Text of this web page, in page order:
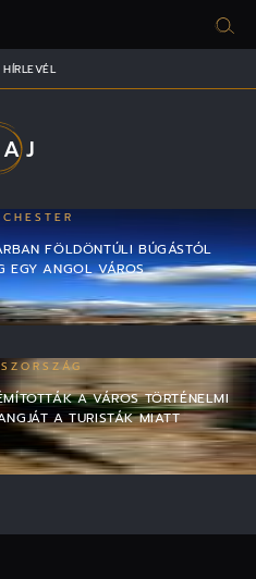
HÍRLEVÉL
FÖLDÖNTÚLI BÚGÁSTÓL
EGY ANGOL VÁROS
A VÁROS TÖRTÉNELMI
A TURISTÁK MIATT